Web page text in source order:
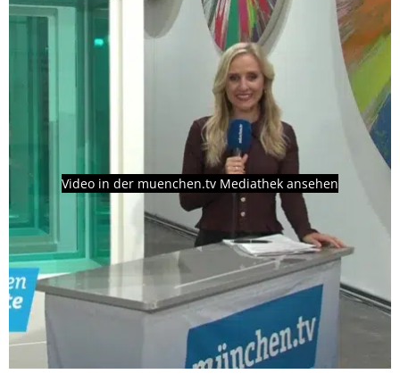
Video in der muenchen.tv Mediathek ansehen